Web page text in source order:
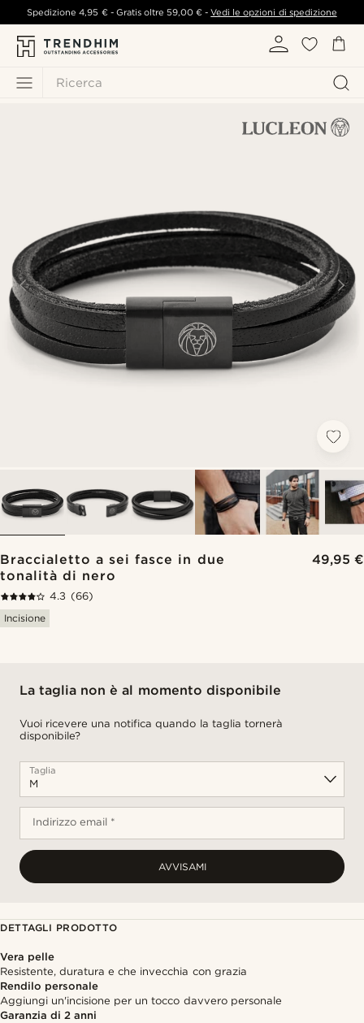
Ricerca
Spedizione4,95 €- Gratis oltre 59,00 € -Vedi le opzioni di spedizione
Braccialetto a sei fasce in due
tonalità di nero
49,95 €
4.3 (66)
Incisione
La taglia non è al momento disponibile
Vuoi ricevere una notifica quando la taglia tornerà
disponibile?
Taglia
Indirizzo email *
AVVISAMI
DETTAGLI PRODOTTO
Vera pelle
Resistente, duratura e che invecchia con grazia
Rendilo personale
Aggiungi un'incisione per un tocco davvero personale
Garanzia di 2 anni